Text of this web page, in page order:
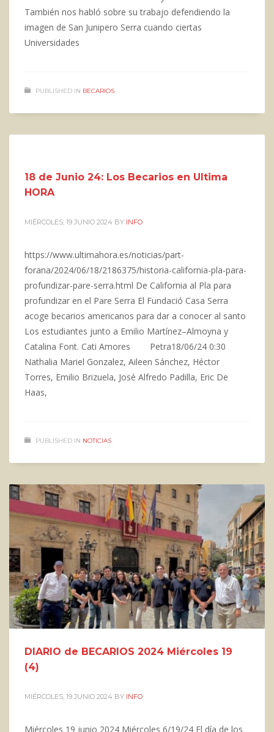
También nos habló sobre su trabajo defendiendo la
imagen de San Junipero Serra cuando ciertas
Universidades
PUBLISHED IN BECARIOS
18 de Junio 24: Los Becarios en Ultima
HORA
MIÉRCOLES, 19 JUNIO 2024 BY INFO
https://www.ultimahora.es/noticias/part-
forana/2024/06/18/2186375/historia-california-pla-para-
profundizar-pare-serra.html De California al Pla para
profundizar en el Pare Serra El Fundació Casa Serra
acoge becarios americanos para dar a conocer al santo
Los estudiantes junto a Emilio Martínez–Almoyna y
Catalina Font. Cati Amores Petra18/06/24 0:30
Nathalia Mariel Gonzalez, Aileen Sánchez, Héctor
Torres, Emilio Brizuela, José Alfredo Padilla, Eric De
Haas,
PUBLISHED IN NOTICIAS
DIARIO de BECARIOS 2024 Miércoles 19
(4)
MIÉRCOLES, 19 JUNIO 2024 BY INFO
Miércoles 19 junio 2024 Miércoles 6/19/24 El día de los